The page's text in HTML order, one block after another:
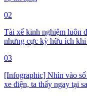
02
Tài xế kinh nghiệm luôn
nhưng cực kỳ hữu ích khi
03
[Infographic] Nhìn vào
xe điện, ta thấy ngay tại